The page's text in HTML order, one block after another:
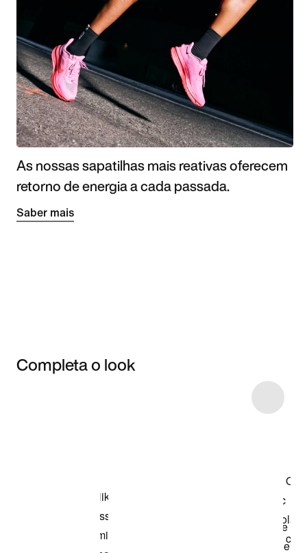
As nossas sapatilhas mais reativas oferecem
retorno de energia a cada passada.
Saber mais
Completa o look